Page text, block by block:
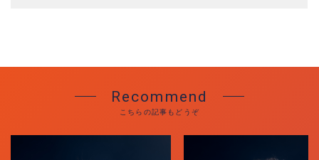
Recommend
こちらの記事もどうぞ